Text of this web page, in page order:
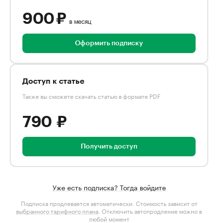
900 ₽ в месяц
Оформить подписку
Доступ к статье
Также вы сможете скачать статью в формате PDF
790 ₽
Получить доступ
Уже есть подписка? Тогда войдите
Подписка продлевается автоматически. Стоимость зависит от
выбранного тарифного плана . Отключить автопродление можно в
любой момент